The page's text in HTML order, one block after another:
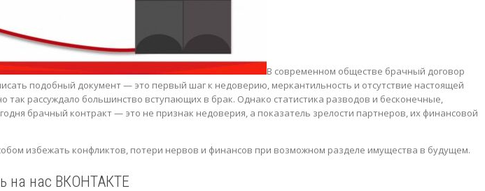
В современном обществе брачный договор
подобный документ — это первый шаг к недоверию, меркантильность и отсутствие настоящей
рассуждало большинство вступающих в брак. Однако статистика разводов и бесконечные,
брачный контракт — это не признак недоверия, а показатель зрелости партнеров, их финансовой
избежать конфликтов, потери нервов и финансов при возможном разделе имущества в будущем.
на нас ВКОНТАКТЕ